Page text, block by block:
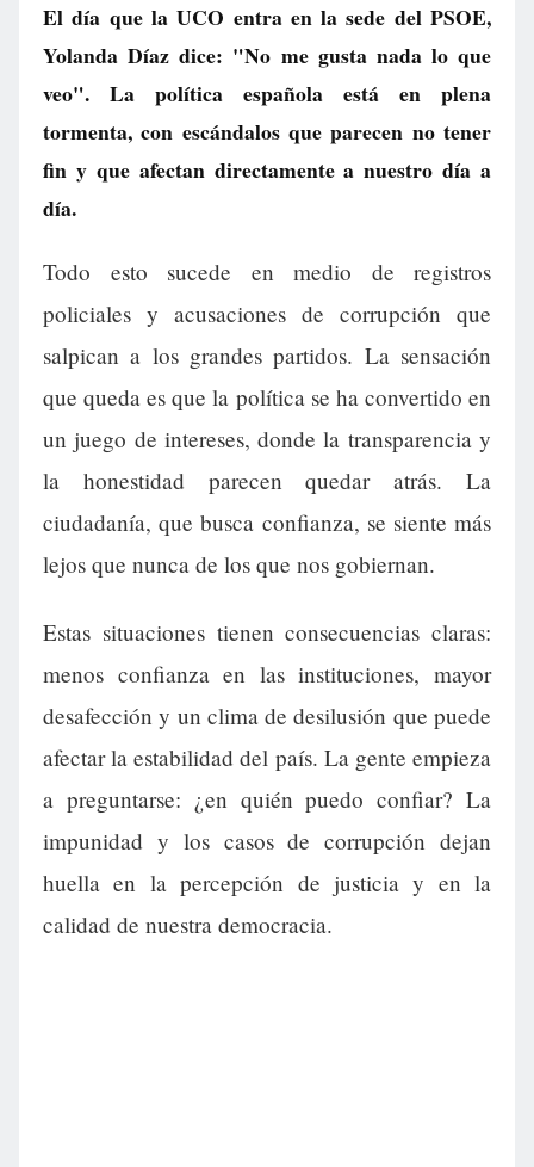
El día que la UCO entra en la sede del PSOE,
Yolanda Díaz dice: "No me gusta nada lo que
veo". La política española está en plena
tormenta, con escándalos que parecen no tener
fin y que afectan directamente a nuestro día a
día.
Todo esto sucede en medio de registros
policiales y acusaciones de corrupción que
salpican a los grandes partidos. La sensación
que queda es que la política se ha convertido en
un juego de intereses, donde la transparencia y
la honestidad parecen quedar atrás. La
ciudadanía, que busca confianza, se siente más
lejos que nunca de los que nos gobiernan.
Estas situaciones tienen consecuencias claras:
menos confianza en las instituciones, mayor
desafección y un clima de desilusión que puede
afectar la estabilidad del país. La gente empieza
a preguntarse: ¿en quién puedo confiar? La
impunidad y los casos de corrupción dejan
huella en la percepción de justicia y en la
calidad de nuestra democracia.